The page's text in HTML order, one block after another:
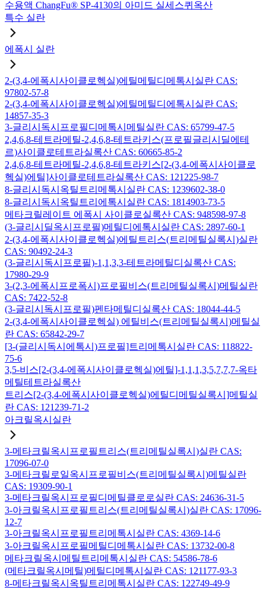
수용액 ChangFu® SP-4130의 아미드 실세스퀴옥산
특수 실란
에폭시 실란
2-(3,4-에폭시사이클로헥실)에틸메틸디메톡시실란 CAS:
97802-57-8
2-(3,4-에폭시사이클로헥실)에틸메틸디에톡시실란 CAS:
14857-35-3
3-글리시독시프로필디메톡시메틸실란 CAS: 65799-47-5
2,4,6,8-테트라메틸-2,4,6,8-테트라키스(프로필글리시딜에테
르)사이클로테트라실록산 CAS: 60665-85-2
2,4,6,8-테트라메틸-2,4,6,8-테트라키스[2-(3,4-에폭시사이클로
헥실)에틸]사이클로테트라실록산 CAS: 121225-98-7
8-글리시독시옥틸트리메톡시실란 CAS: 1239602-38-0
8-글리시독시옥틸트리에톡시실란 CAS: 1814903-73-5
메타크릴레이트 에폭시 사이클로실록산 CAS: 948598-97-8
(3-글리시딜옥시프로필)메틸디에톡시실란 CAS: 2897-60-1
2-(3,4-에폭시사이클로헥실)에틸트리스(트리메틸실록시)실란
CAS: 90492-24-3
(3-글리시독시프로필)-1,1,3,3-테트라메틸디실록산 CAS:
17980-29-9
3-(2,3-에폭시프로폭시)프로필비스(트리메틸실록시)메틸실란
CAS: 7422-52-8
(3-글리시독시프로필)펜타메틸디실록산 CAS: 18044-44-5
2-(3,4-에폭시사이클로헥실) 에틸비스(트리메틸실록시)메틸실
란 CAS: 65842-29-7
[3-(글리시독시에톡시)프로필]트리메톡시실란 CAS: 118822-
75-6
3,5-비스[2-(3,4-에폭시사이클로헥실)에틸]-1,1,1,3,5,7,7,7-옥타
메틸테트라실록산
트리스[2-(3,4-에폭시사이클로헥실)에틸디메틸실록시]메틸실
란 CAS: 121239-71-2
아크릴옥시실란
3-메타크릴옥시프로필트리스(트리메틸실록시)실란 CAS:
17096-07-0
3-메타크릴로일옥시프로필비스(트리메틸실록시)메틸실란
CAS: 19309-90-1
3-메타크릴옥시프로필디메틸클로로실란 CAS: 24636-31-5
3-아크릴옥시프로필트리스(트리메틸실록시)실란 CAS: 17096-
12-7
3-아크릴옥시프로필트리메톡시실란 CAS: 4369-14-6
3-아크릴옥시프로필메틸디메톡시실란 CAS: 13732-00-8
메타크릴옥시메틸트리메톡시실란 CAS: 54586-78-6
(메타크릴옥시메틸)메틸디메톡시실란 CAS: 121177-93-3
8-메타크릴옥시옥틸트리메톡시실란 CAS: 122749-49-9